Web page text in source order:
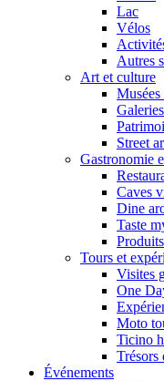
Lac
Vélos
Autres
Art et culture
Musées
Street
Gastronomie
Caves
Dine
Taste
Tours et
Visites
One
Moto
Ticino
Trésors
Événements